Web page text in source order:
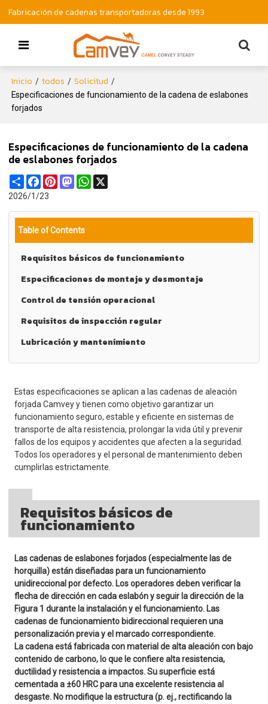
Fabricación de cadenas transportadoras desde 1993
Inicio / todos / Solicitud /
Especificaciones de funcionamiento de la cadena de eslabones
forjados
Especificaciones de funcionamiento de la cadena
de eslabones forjados
ShareFacebook
PinterestMastodonWhatsApp
2026/1/23
Table of Contents
Requisitos básicos de funcionamiento
Especificaciones de montaje y desmontaje
Control de tensión operacional
Requisitos de inspección regular
Lubricación y mantenimiento
Estas especificaciones se aplican a las cadenas de aleación
forjada Camvey y tienen como objetivo garantizar un
funcionamiento seguro, estable y eficiente en sistemas de
transporte de alta resistencia, prolongar la vida útil y prevenir
fallos de los equipos y accidentes que afecten a la seguridad.
Todos los operadores y el personal de mantenimiento deben
cumplirlas estrictamente.
Requisitos básicos de
funcionamiento
Las cadenas de eslabones forjados (especialmente las de
horquilla) están diseñadas para un funcionamiento
unidireccional por defecto. Los operadores deben verificar la
flecha de dirección en cada eslabón y seguir la dirección de la
Figura 1 durante la instalación y el funcionamiento. Las
cadenas de funcionamiento bidireccional requieren una
personalización previa y el marcado correspondiente.
La cadena está fabricada con material de alta aleación con bajo
contenido de carbono, lo que le confiere alta resistencia,
ductilidad y resistencia a impactos. Su superficie está
cementada a ±60 HRC para una excelente resistencia al
desgaste. No modifique la estructura (p. ej., rectificando la